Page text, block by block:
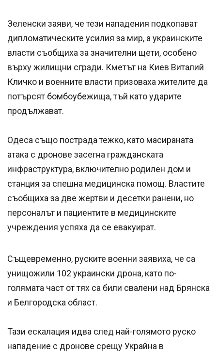
Зеленски заяви, че тези нападения подкопават
дипломатическите усилия за мир, а украинските
власти съобщиха за значителни щети, особено
върху жилищни сгради. Кметът на Киев Виталий
Кличко и военните власти призоваха жителите да
потърсят бомбоубежища, тъй като ударите
продължават.
Одеса също пострада тежко, като масираната
атака с дронове засегна гражданската
инфраструктура, включително родилен дом и
станция за спешна медицинска помощ. Властите
съобщиха за две жертви и десетки ранени, но
персоналът и пациентите в медицинските
учреждения успяха да се евакуират.
Същевременно, руските военни заявиха, че са
унищожили 102 украински дрона, като по-
голямата част от тях са били свалени над Брянска
и Белгородска област.
Тази ескалация идва след най-голямото руско
нападение с дронове срещу Украйна в